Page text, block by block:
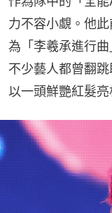
力不容小覷。他
為「李羲承進行
不少藝人都曾翻
以一頭鮮艷紅髮